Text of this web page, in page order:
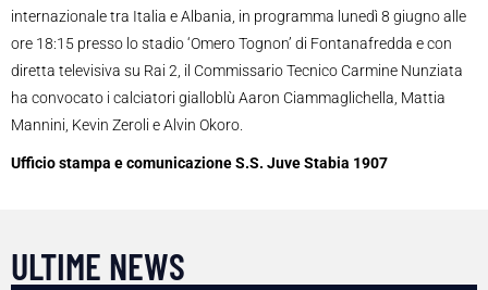
internazionale tra Italia e Albania, in programma lunedì 8 giugno alle
ore 18:15 presso lo stadio ‘Omero Tognon’ di Fontanafredda e con
diretta televisiva su Rai 2, il Commissario Tecnico Carmine Nunziata
ha convocato i calciatori gialloblù Aaron Ciammaglichella, Mattia
Mannini, Kevin Zeroli e Alvin Okoro.
Ufficio stampa e comunicazione S.S. Juve Stabia 1907
ULTIME NEWS